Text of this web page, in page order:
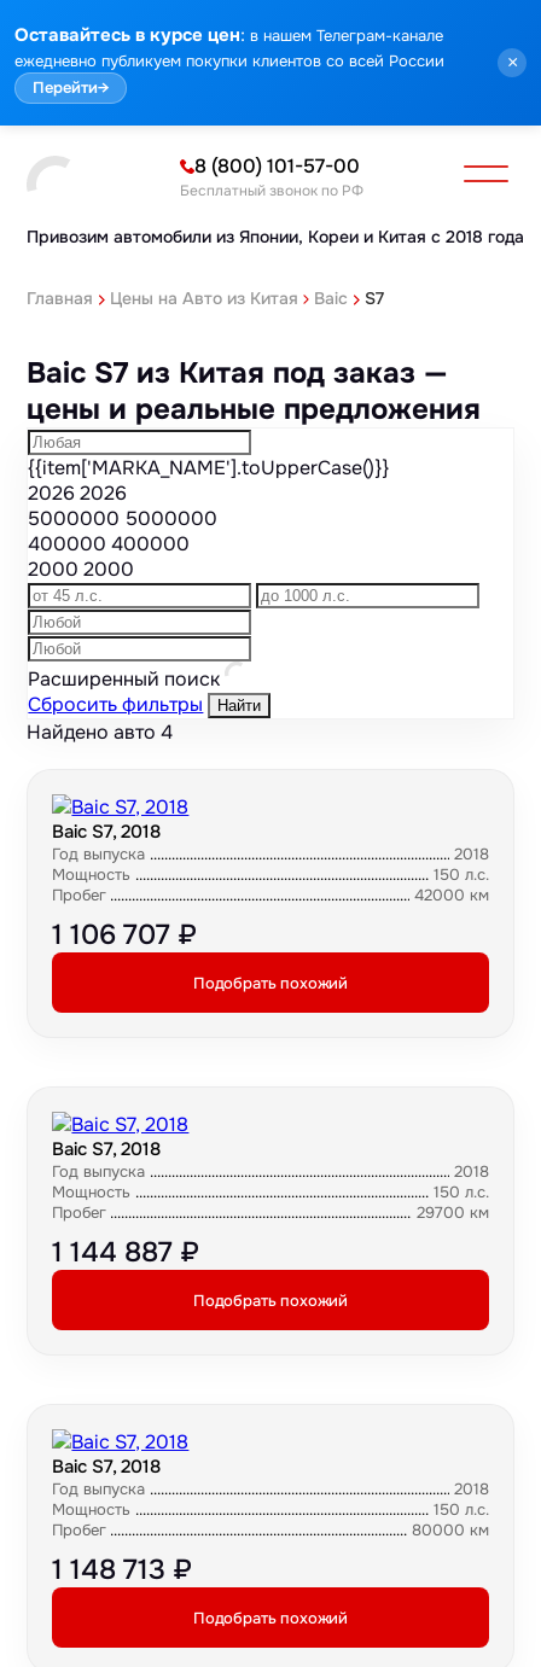
Оставайтесь в курсе цен: в нашем Телеграм-канале
ежедневно публикуем покупки клиентов со всей России
Перейти→
×
Привозим автомобили из Японии, Кореи и Китая с 2018 года
8 (800) 101-57-00
Бесплатный звонок по РФ
Главная Цены на Авто из Китая Baic S7
Baic S7 из Китая под заказ —
цены и реальные предложения
{{item['MARKA_NAME'].toUpperCase()}}
20262026
5000000 5000000
400000400000
20002000
Расширенный поиск
Сбросить фильтры
Найти
Найдено авто4
Baic S7, 2018
Год выпуска
2018
Мощность
150 л.с.
Пробег
42000 км
1 106 707 ₽
Подобрать похожий
Baic S7, 2018
Год выпуска
2018
Мощность
150 л.с.
Пробег
29700 км
1 144 887 ₽
Подобрать похожий
Baic S7, 2018
Год выпуска
2018
Мощность
150 л.с.
Пробег
80000 км
1 148 713 ₽
Подобрать похожий